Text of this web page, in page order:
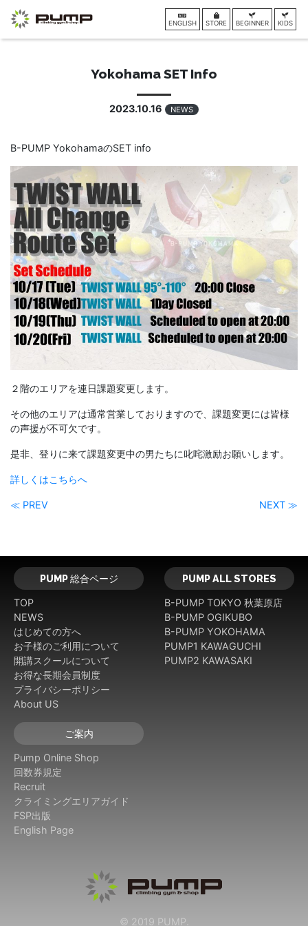
ENGLISH STORE BEGINNER KIDS
Yokohama SET Info
2023.10.16 NEWS
B-PUMP YokohamaのSET info
２階のエリアを連日課題変更します。
その他のエリアは通常営業しておりますので、課題変更には皆様
の声援が不可欠です。
是非、登りに来て課題変更中の男たちに叱咤激励お願いします。
詳しくはこちらへ
≪ PREV NEXT ≫
PUMP 総合ページ
TOP
NEWS
はじめての方へ
お子様のご利用について
開講スクールについて
お得な長期会員制度
プライバシーポリシー
About US
PUMP ALL STORES
B-PUMP TOKYO 秋葉原店
B-PUMP OGIKUBO
B-PUMP YOKOHAMA
PUMP1 KAWAGUCHI
PUMP2 KAWASAKI
ご案内
Pump Online Shop
回数券規定
Recruit
クライミングエリアガイド
FSP出版
English Page
© 2019 PUMP.